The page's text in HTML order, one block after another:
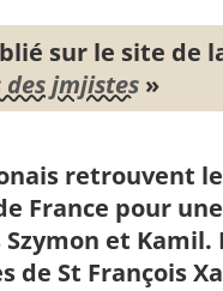
sur le site de
des jmjistes »
retrouvent
France pour
et
de St François